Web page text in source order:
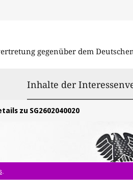
gegenüber dem
Inhalte der
zu SG2602040020